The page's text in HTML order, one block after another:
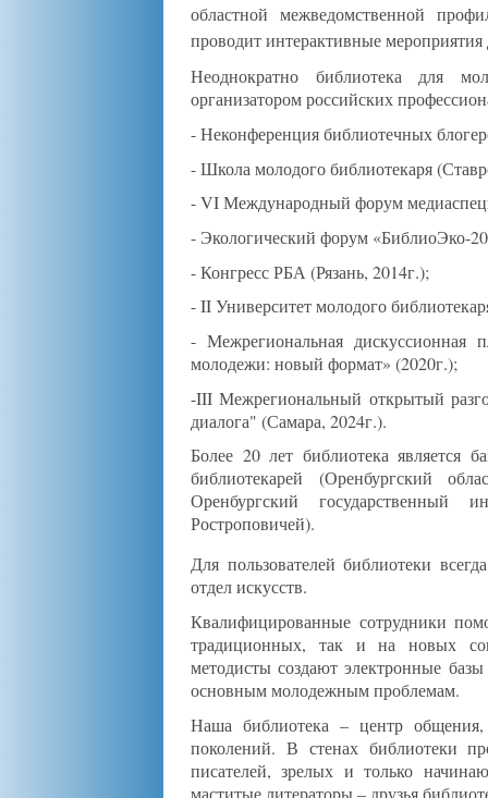
областной межведомственной
проводит интерактивные
Неоднократно библиотека для
организатором российских
- Неконференция библиотечных
- Школа молодого библиотекаря
- VI Международный форум
- Экологический форум «БиблиоЭко-
- Конгресс РБА (Рязань, 2014г.);
- II Университет молодого
- Межрегиональная дискуссионная
молодежи: новый формат» (2020г.);
-III Межрегиональный открытый
диалога" (Самара, 2024г.).
Более 20 лет библиотека является
библиотекарей (Оренбургский
Оренбургский
Ростроповичей).
Для пользователей библиотеки
отдел искусств.
Квалифицированные сотрудники
традиционных, так и на новых
методисты создают электронные
основным молодежным проблемам.
Наша библиотека – центр
поколений. В стенах библиотеки
писателей, зрелых и только
маститые литераторы – друзья